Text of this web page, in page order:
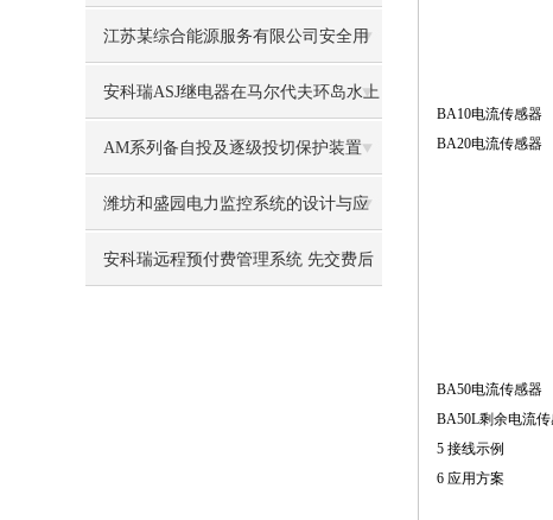
统的设计及应用
江苏某综合能源服务有限公司安全用
电管理云平台的研究与应用
安科瑞ASJ继电器在马尔代夫环岛水上
排屋的应用
AM系列备自投及逐级投切保护装置
潍坊和盛园电力监控系统的设计与应
用
安科瑞远程预付费管理系统 先交费后
BA10电流传感器
BA20电流传感器
BA50电流传感器
BA50L剩余电流
5 接线示例
6 应用方案